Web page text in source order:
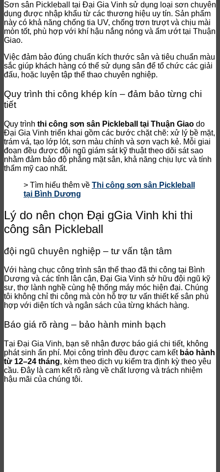
Sơn sân Pickleball tại Đại Gia Vinh sử dụng loại sơn chuyên
dụng được nhập khẩu từ các thương hiệu uy tín. Sản phẩm
này có khả năng chống tia UV, chống trơn trượt và chịu mài
mòn tốt, phù hợp với khí hậu nắng nóng và ẩm ướt tại Thuận
Giao.
Việc đảm bảo đúng chuẩn kích thước sân và tiêu chuẩn màu
sắc giúp khách hàng có thể sử dụng sân để tổ chức các giải
đấu, hoặc luyện tập thể thao chuyên nghiệp.
Quy trình thi công khép kín – đảm bảo từng chi
tiết
Quy trình thi công sơn sân Pickleball tại Thuận Giao do
Đại Gia Vinh triển khai gồm các bước chặt chẽ: xử lý bề mặt,
trám vá, tạo lớp lót, sơn màu chính và sơn vạch kẻ. Mỗi giai
đoạn đều được đội ngũ giám sát kỹ thuật theo dõi sát sao
nhằm đảm bảo độ phẳng mặt sân, khả năng chịu lực và tính
thẩm mỹ cao nhất.
> Tìm hiểu thêm về Thi công sơn sân Pickleball
tại Bình Dương
Lý do nên chọn Đại gGia Vinh khi thi
công sân Pickleball
đội ngũ chuyên nghiệp – tư vấn tận tâm
Với hàng chục công trình sân thể thao đã thi công tại Bình
Dương và các tỉnh lân cận, Đại Gia Vinh sở hữu đội ngũ kỹ
sư, thợ lành nghề cùng hệ thống máy móc hiện đại. Chúng
tôi không chỉ thi công mà còn hỗ trợ tư vấn thiết kế sân phù
hợp với diện tích và ngân sách của từng khách hàng.
Báo giá rõ ràng – bảo hành minh bạch
Tại Đại Gia Vinh, bạn sẽ nhận được báo giá chi tiết, không
phát sinh ẩn phí. Mọi công trình đều được cam kết bảo hành
từ 12–24 tháng, kèm theo dịch vụ kiểm tra định kỳ theo yêu
cầu. Đây là cam kết rõ ràng về chất lượng và trách nhiệm
hậu mãi của chúng tôi.